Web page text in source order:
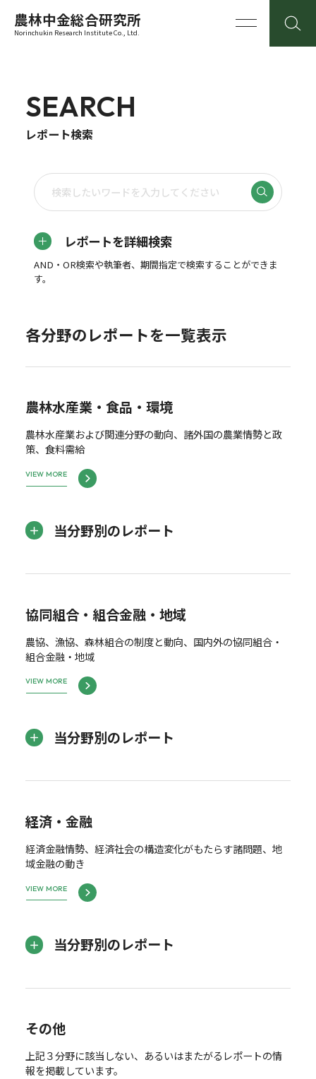
農林中金総合研究所
Norinchukin Research Institute Co., Ltd.
SEARCH
レポート検索
レポートを詳細検索
AND・OR検索や執筆者、期間指定で検索することができま
す。
各分野のレポートを一覧表示
農林水産業・食品・環境
農林水産業および関連分野の動向、諸外国の農業情勢と政
策、食料需給
VIEW MORE
当分野別のレポート
協同組合・組合金融・地域
農協、漁協、森林組合の制度と動向、国内外の協同組合・
組合金融・地域
VIEW MORE
当分野別のレポート
経済・金融
経済金融情勢、経済社会の構造変化がもたらす諸問題、地
域金融の動き
VIEW MORE
当分野別のレポート
その他
上記３分野に該当しない、あるいはまたがるレポートの情
報を掲載しています。